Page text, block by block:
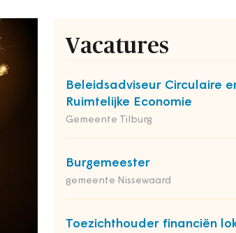
Vacatures
Beleidsadviseur Circulaire
Ruimtelijke Economie
Gemeente Tilburg
Burgemeester
gemeente Nissewaard
Toezichthouder financiën